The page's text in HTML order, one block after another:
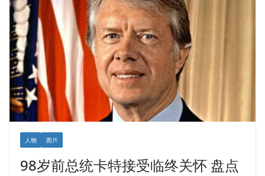
人物 图片
98岁前总统卡特接受临终关怀 盘点